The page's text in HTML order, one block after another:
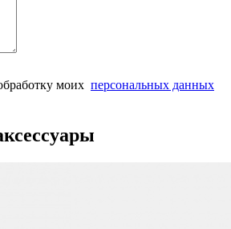
моих персональных данных